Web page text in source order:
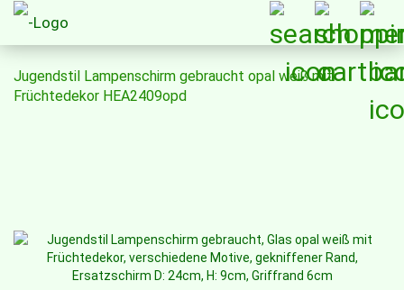
Jugendstil Lampenschirm gebraucht opal weiß mit
Früchtedekor HEA2409opd